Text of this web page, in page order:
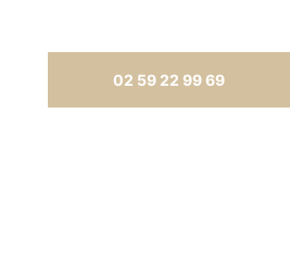
02 59 22 99 69